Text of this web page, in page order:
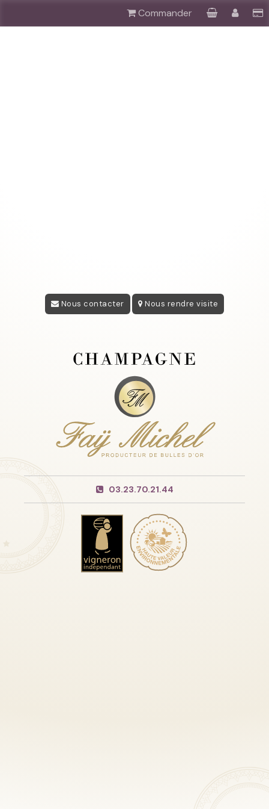
Commander
Nous contacter Nous rendre visite
03.23.70.21.44